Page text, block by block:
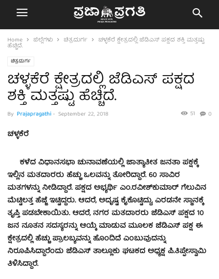
Home ಜಿಲ್ಲೆಗಳು ಚಿತ್ರದುರ್ಗ ಚಳ್ಳಕೆರೆ ಕ್ಷೇತ್ರದಲ್ಲಿ ಜೆಡಿಎಸ್ ಪಕ್ಷದ ಶಕ್ತಿ ಮತ್ತಷ್ಟು
ಹೆಚ್ಚಿದೆ.
ಚಿತ್ರದುರ್ಗ
ಚಳ್ಳಕೆರೆ ಕ್ಷೇತ್ರದಲ್ಲಿ ಜೆಡಿಎಸ್ ಪಕ್ಷದ
ಶಕ್ತಿ ಮತ್ತಷ್ಟು ಹೆಚ್ಚಿದೆ.
By Prajapragathi- September 22, 2018 0
51
ಚಳ್ಳಕೆರೆ
ಕಳೆದ ವಿಧಾನಸಭಾ ಚುನಾವಣೆಯಲ್ಲಿ ಜಾತ್ಯಾತೀತ ಜನತಾ ಪಕ್ಷಕ್ಕೆ
ಇಲ್ಲಿನ ಮತದಾರರು ಹೆಚ್ಚು ಒಲವನ್ನು ತೋರಿದ್ದಾರೆ. 60 ಸಾವಿರ
ಮತಗಳನ್ನು ನೀಡಿದ್ಧಾರೆ. ಪಕ್ಷದ ಅಭ್ಯರ್ಥಿ ಎಂ.ರವೀಶ್‍ಕುಮಾರ್ ಗೆಲುವಿನ
ಮೆಟ್ಟಿಲತ್ತ ಹೆಜ್ಜೆ ಇಟ್ಟಿದ್ದರು. ಆದರೆ, ಅದೃಷ್ಟ ಕೈಕೊಟ್ಟಿದ್ದು, ಎರಡನೇ ಸ್ಥಾನಕ್ಕೆ
ತೃಪ್ತಿ ಪಡಬೇಕಾಯಿತು. ಆದರೆ, ನಗರ ಮತದಾರರು ಜೆಡಿಎಸ್ ಪಕ್ಷದ 10
ಜನ ನೂತನ ಸದಸ್ಯರನ್ನು ಆಯ್ಕೆ ಮಾಡುವ ಮೂಲಕ ಜೆಡಿಎಸ್ ಪಕ್ಷ ಈ
ಕ್ಷೇತ್ರದಲ್ಲಿ ಹೆಚ್ಚು ಪ್ರಾಲಬ್ಯವನ್ನು ಹೊಂದಿದೆ ಎಂಬುವುದನ್ನು
ನಿರೂಪಿಸಿದ್ಧಾರೆಂದು ಜೆಡಿಎಸ್ ತಾಲ್ಲೂಕು ಘಟಕದ ಅಧ್ಯಕ್ಷ ಪಿ.ತಿಪ್ಫೇಸ್ವಾಮಿ
ತಿಳಿಸಿದ್ದಾರೆ.